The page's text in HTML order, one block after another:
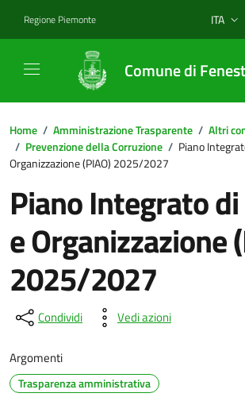
Regione Piemonte ITA
Comune di
Home / Amministrazione Trasparente / Altri
/ Prevenzione della Corruzione / Piano
Organizzazione (PIAO) 2025/2027
Piano Integrato
e Organizzazione
2025/2027
Condividi Vedi azioni
Argomenti
Trasparenza amministrativa